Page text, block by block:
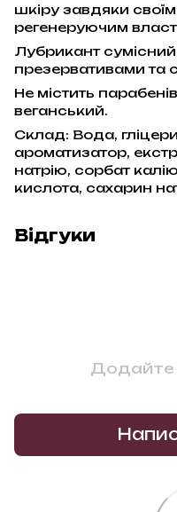
шкіру завдяки
регенеруючим
Лубрикант
презервативами та
Не містить
веганський.
Склад: Вода,
ароматизатор,
натрію, сорбат
кислота, сахарин
Відгуки
Додайте